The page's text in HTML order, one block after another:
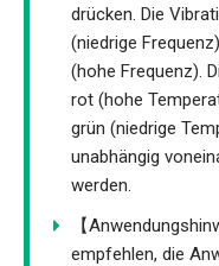
drücken. Die
(niedrige
(hohe Frequenz).
rot (hohe
grün (niedrige
unabhängig
werden.
【
empfehlen, die